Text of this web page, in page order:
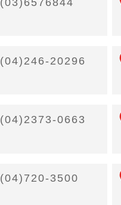
(04)246-20296
(04)2373-0663
(04)720-3500